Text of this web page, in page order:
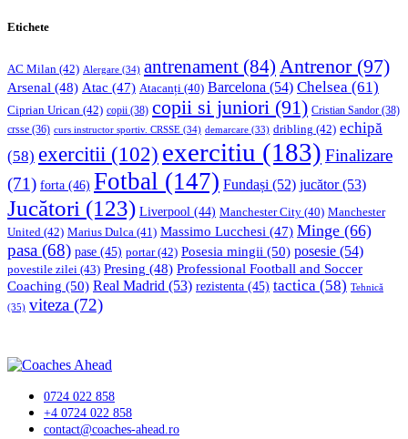
Etichete
AC Milan (42) Alergare (34) antrenament (84) Antrenor(97)
Arsenal (48) Atac (47) Atacanți (40) Barcelona (54) Chelsea (61)
Ciprian Urican (42) copii (38) copii si juniori (91) Cristian Sandor (38)
crsse (36) curs instructor sportiv. CRSSE (34) demarcare (33) dribling (42) echipă
(58) exercitii (102) exercitiu (183) Finalizare
(71) forta (46) Fotbal (147) Fundași (52) jucător(53)
Jucători (123) Liverpool (44) Manchester City (40) Manchester
United (42) Marius Dulca (41) Massimo Lucchesi (47) Minge (66)
pasa (68) pase (45) portar(42) Posesia mingii (50) posesie (54)
povestile zilei (43) Presing (48) Professional Football and Soccer
Coaching (50) Real Madrid (53) rezistenta (45) tactica (58) Tehnică
(35) viteza (72)
0724 022 858
+4 0724 022 858
contact@coaches-ahead.ro